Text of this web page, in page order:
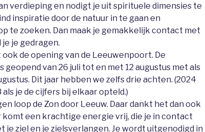
verdieping en nodigt je uit spirituele dimensies te
inspiratie door de natuur in te gaan en
te zoeken. Dan maak je gemakkelijk contact met
je je gedragen.
ook de opening van de Leeuwenpoort. De
geopend van 26 juli tot en met 12 augustus met als
Dit jaar hebben we zelfs drie achten. (2024
je de cijfers bij elkaar opteld.)
loop de Zon door Leeuw. Daar dankt het dan ook
komt een krachtige energie vrij, die je in contact
je ziel en je zielsverlangen. Je wordt uitgenodigd in